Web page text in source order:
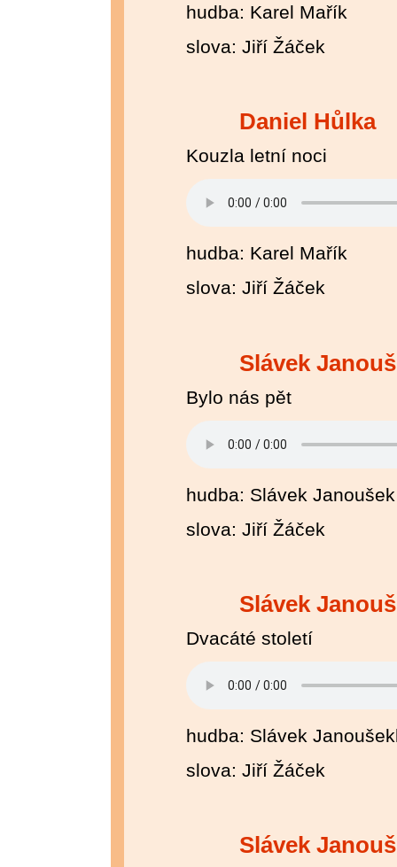
hudba: Karel Mařík
slova: Jiří Žáček
Daniel Hůlka
Kouzla letní noci
hudba: Karel Mařík
slova: Jiří Žáček
Slávek
Bylo nás pět
hudba: Slávek Janoušek
slova: Jiří Žáček
Slávek
Dvacáté století
hudba: Slávek
slova: Jiří Žáček
Slávek